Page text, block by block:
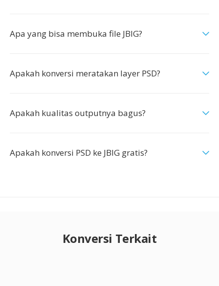
Apa yang bisa membuka file JBIG?
Apakah konversi meratakan layer PSD?
Apakah kualitas outputnya bagus?
Apakah konversi PSD ke JBIG gratis?
Konversi Terkait